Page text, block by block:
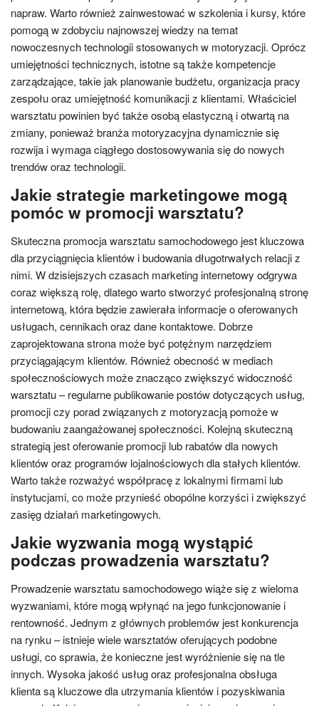
napraw. Warto również zainwestować w szkolenia i kursy, które
pomogą w zdobyciu najnowszej wiedzy na temat
nowoczesnych technologii stosowanych w motoryzacji. Oprócz
umiejętności technicznych, istotne są także kompetencje
zarządzające, takie jak planowanie budżetu, organizacja pracy
zespołu oraz umiejętność komunikacji z klientami. Właściciel
warsztatu powinien być także osobą elastyczną i otwartą na
zmiany, ponieważ branża motoryzacyjna dynamicznie się
rozwija i wymaga ciągłego dostosowywania się do nowych
trendów oraz technologii.
Jakie strategie marketingowe mogą
pomóc w promocji warsztatu?
Skuteczna promocja warsztatu samochodowego jest kluczowa
dla przyciągnięcia klientów i budowania długotrwałych relacji z
nimi. W dzisiejszych czasach marketing internetowy odgrywa
coraz większą rolę, dlatego warto stworzyć profesjonalną stronę
internetową, która będzie zawierała informacje o oferowanych
usługach, cennikach oraz dane kontaktowe. Dobrze
zaprojektowana strona może być potężnym narzędziem
przyciągającym klientów. Również obecność w mediach
społecznościowych może znacząco zwiększyć widoczność
warsztatu – regularne publikowanie postów dotyczących usług,
promocji czy porad związanych z motoryzacją pomoże w
budowaniu zaangażowanej społeczności. Kolejną skuteczną
strategią jest oferowanie promocji lub rabatów dla nowych
klientów oraz programów lojalnościowych dla stałych klientów.
Warto także rozważyć współpracę z lokalnymi firmami lub
instytucjami, co może przynieść obopólne korzyści i zwiększyć
zasięg działań marketingowych.
Jakie wyzwania mogą wystąpić
podczas prowadzenia warsztatu?
Prowadzenie warsztatu samochodowego wiąże się z wieloma
wyzwaniami, które mogą wpłynąć na jego funkcjonowanie i
rentowność. Jednym z głównych problemów jest konkurencja
na rynku – istnieje wiele warsztatów oferujących podobne
usługi, co sprawia, że konieczne jest wyróżnienie się na tle
innych. Wysoka jakość usług oraz profesjonalna obsługa
klienta są kluczowe dla utrzymania klientów i pozyskiwania